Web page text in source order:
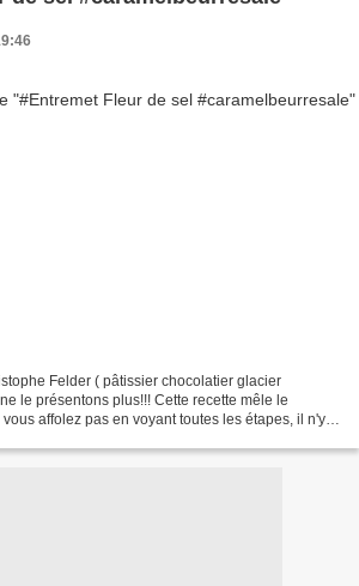
Felder ( pâtissier chocolatier glacier
le présentons plus!!! Cette recette mêle le
affolez pas en voyant toutes les étapes, il n'y à